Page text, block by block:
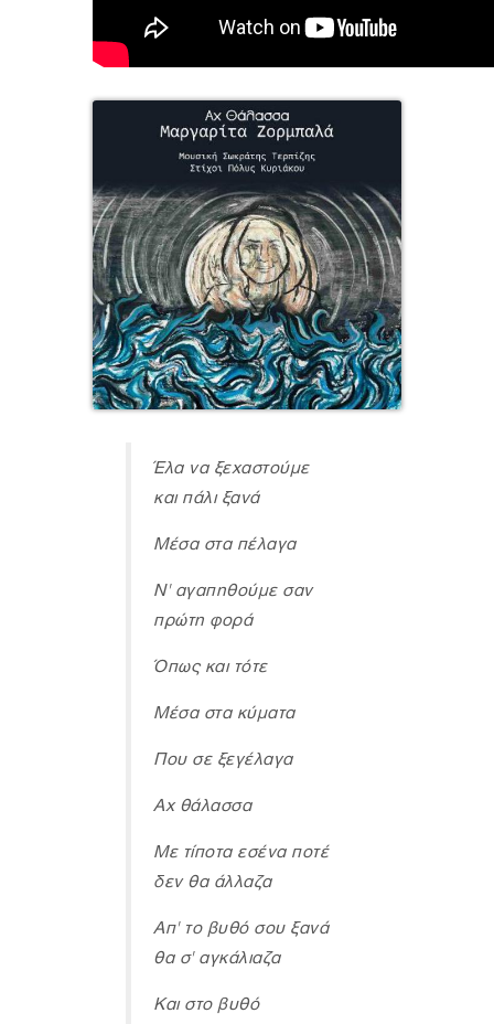
Έλα να ξεχαστούμε
και πάλι ξανά
Μέσα στα πέλαγα
Ν' αγαπηθούμε σαν
πρώτη φορά
Όπως και τότε
Μέσα στα κύματα
Που σε ξεγέλαγα
Αχ θάλασσα
Με τίποτα εσένα ποτέ
δεν θα άλλαζα
Απ' το βυθό σου ξανά
θα σ' αγκάλιαζα
Και στο βυθό